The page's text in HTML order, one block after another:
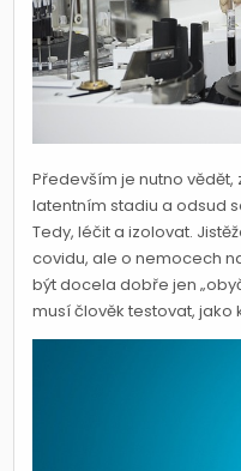
Především je nutno
latentním stadiu a odsud
Tedy, léčit a izolovat.
covidu, ale o nemocech
být docela dobře jen
musí člověk testovat, jako